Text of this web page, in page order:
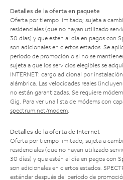
Detalles de la oferta en paquete
Oferta por tiempo limitado; sujeta a
residenciales (que no hayan utilizado
30 días) y que estén al día en pagos con
son adicionales en ciertos estados. Se
período de promoción o si no se
sujeta a que los servicios elegibles se
INTERNET: cargo adicional por
alámbrica. Las velocidades reales
no están garantizadas. Se requiere
Gig. Para ver una lista de módems con
spectrum.net/modem
Detalles de la oferta de Internet
Oferta por tiempo limitado; sujeta a
residenciales (que no hayan utilizado
30 días) y que estén al día en pagos con
son adicionales en ciertos estados.
estándar después del período de